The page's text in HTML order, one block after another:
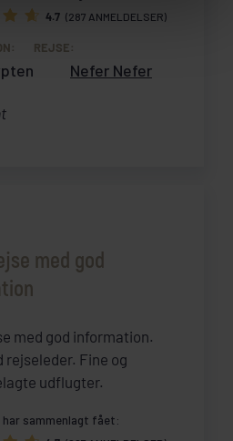
4.7 (287 ANMELDELSER)
REJSE:
Nefer Nefer
med god
med god information.
rejseleder. Fine og
udflugter.
har sammenlagt fået: